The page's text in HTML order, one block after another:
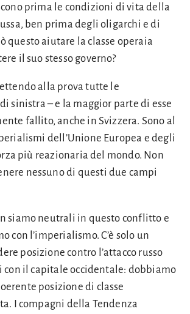
prima le condizioni di vita della
ben prima degli oligarchi e di
questo aiutare la classe operaia
il suo stesso governo?
alla prova tutte le
sinistra – e la maggior parte di esse
fallito, anche in Svizzera. Sono al
dell’Unione Europea e degli
più reazionaria del mondo. Non
nessuno di questi due campi
siamo neutrali in questo conflitto e
con l’imperialismo. C’è solo un
posizione contro l’attacco russo
con il capitale occidentale: dobbiamo
posizione di classe
I compagni della Tendenza